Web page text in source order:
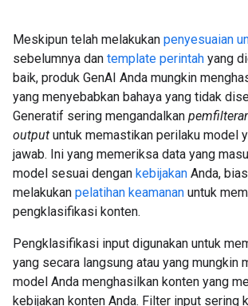
Meskipun telah melakukan penyesuaian
sebelumnya dan template perintah yang
baik, produk GenAI Anda mungkin
yang menyebabkan bahaya yang tidak
Generatif sering mengandalkan
output untuk memastikan perilaku model
jawab. Ini yang memeriksa data yang
model sesuai dengan kebijakan Anda,
melakukan pelatihan keamanan untuk
pengklasifikasi konten.
Pengklasifikasi input digunakan untuk
yang secara langsung atau yang mungkin
model Anda menghasilkan konten yang
kebijakan konten Anda. Filter input sering